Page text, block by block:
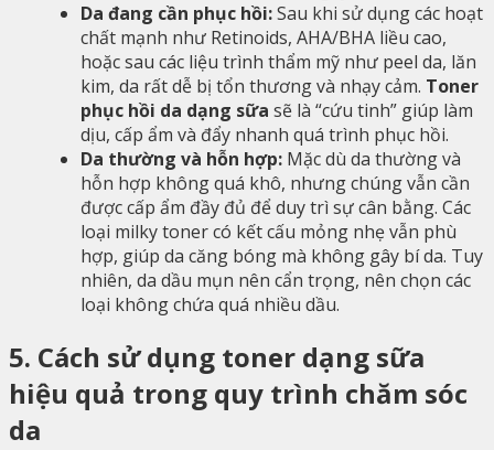
Da đang cần phục hồi:Sau khi sử dụng các hoạt
chất mạnh như Retinoids, AHA/BHA liều cao,
hoặc sau các liệu trình thẩm mỹ như peel da, lăn
kim, da rất dễ bị tổn thương và nhạy cảm. Toner
phục hồi da dạng sữa sẽ là “cứu tinh” giúp làm
dịu, cấp ẩm và đẩy nhanh quá trình phục hồi.
Da thường và hỗn hợp: Mặc dù da thường và
hỗn hợp không quá khô, nhưng chúng vẫn cần
được cấp ẩm đầy đủ để duy trì sự cân bằng. Các
loại milky toner có kết cấu mỏng nhẹ vẫn phù
hợp, giúp da căng bóng mà không gây bí da. Tuy
nhiên, da dầu mụn nên cẩn trọng, nên chọn các
loại không chứa quá nhiều dầu.
5. Cách sử dụng toner dạng sữa
hiệu quả trong quy trình chăm sóc
da